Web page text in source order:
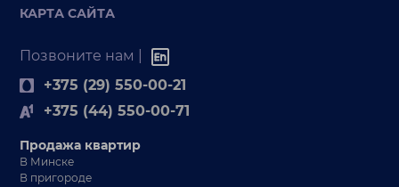
КАРТА САЙТА
Позвоните нам |
+375 (29) 550-00-21
+375 (44) 550-00-71
Продажа квартир
В Минске
В пригороде